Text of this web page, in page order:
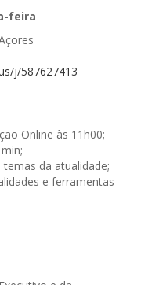
feira
j/587627413
Online às 11h00;
da atualidade;
e ferramentas